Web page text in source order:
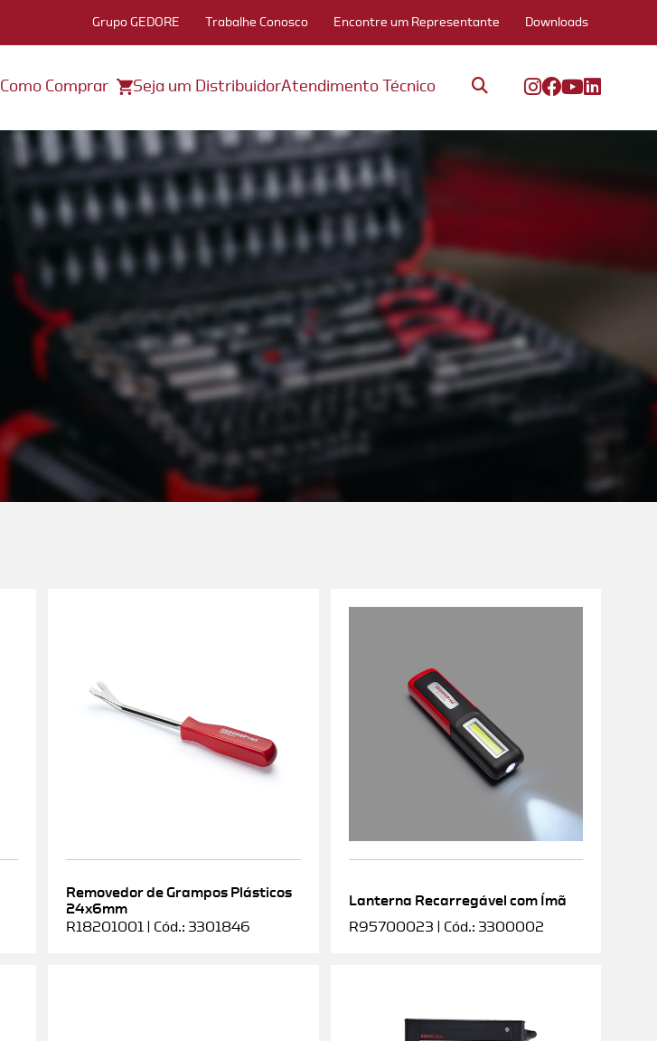
Grupo GEDORE Trabalhe Conosco Encontre um Representante Downloads
Como Comprar Seja um DistribuidorAtendimento Técnico
Removedor de Grampos Plásticos
24x6mm
R18201001 | Cód.: 3301846
Lanterna Recarregável com Ímã
R95700023 | Cód.: 3300002